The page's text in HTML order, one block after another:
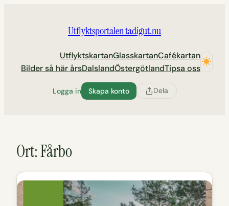
Utflyktsportalen tadigut.nu
UtflyktskartanGlasskartanCafékartan
Bilder så här årsDalslandÖstergötlandTipsa oss
Logga in Skapa konto Dela
Ort:Fårbo